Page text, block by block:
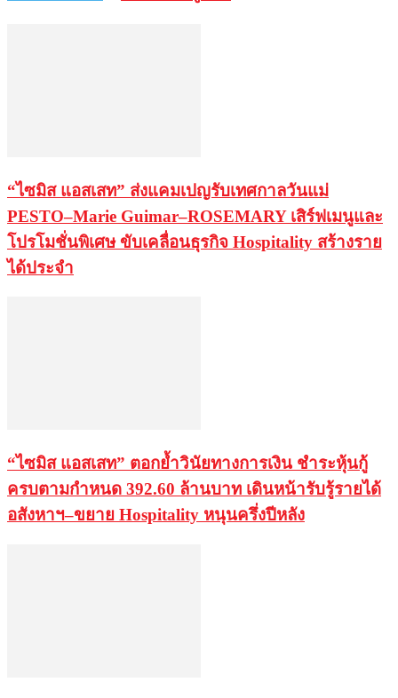
“ไซมิส แอสเสท” ส่งแคมเปญรับเทศกาลวันแม่
PESTO–Marie Guimar–ROSEMARY เสิร์ฟเมนูและ
โปรโมชั่นพิเศษ ขับเคลื่อนธุรกิจ Hospitality สร้างราย
ได้ประจำ
“ไซมิส แอสเสท” ตอกย้ำวินัยทางการเงิน ชำระหุ้นกู้
ครบตามกำหนด 392.60 ล้านบาท เดินหน้ารับรู้รายได้
อสังหาฯ–ขยาย Hospitality หนุนครึ่งปีหลัง